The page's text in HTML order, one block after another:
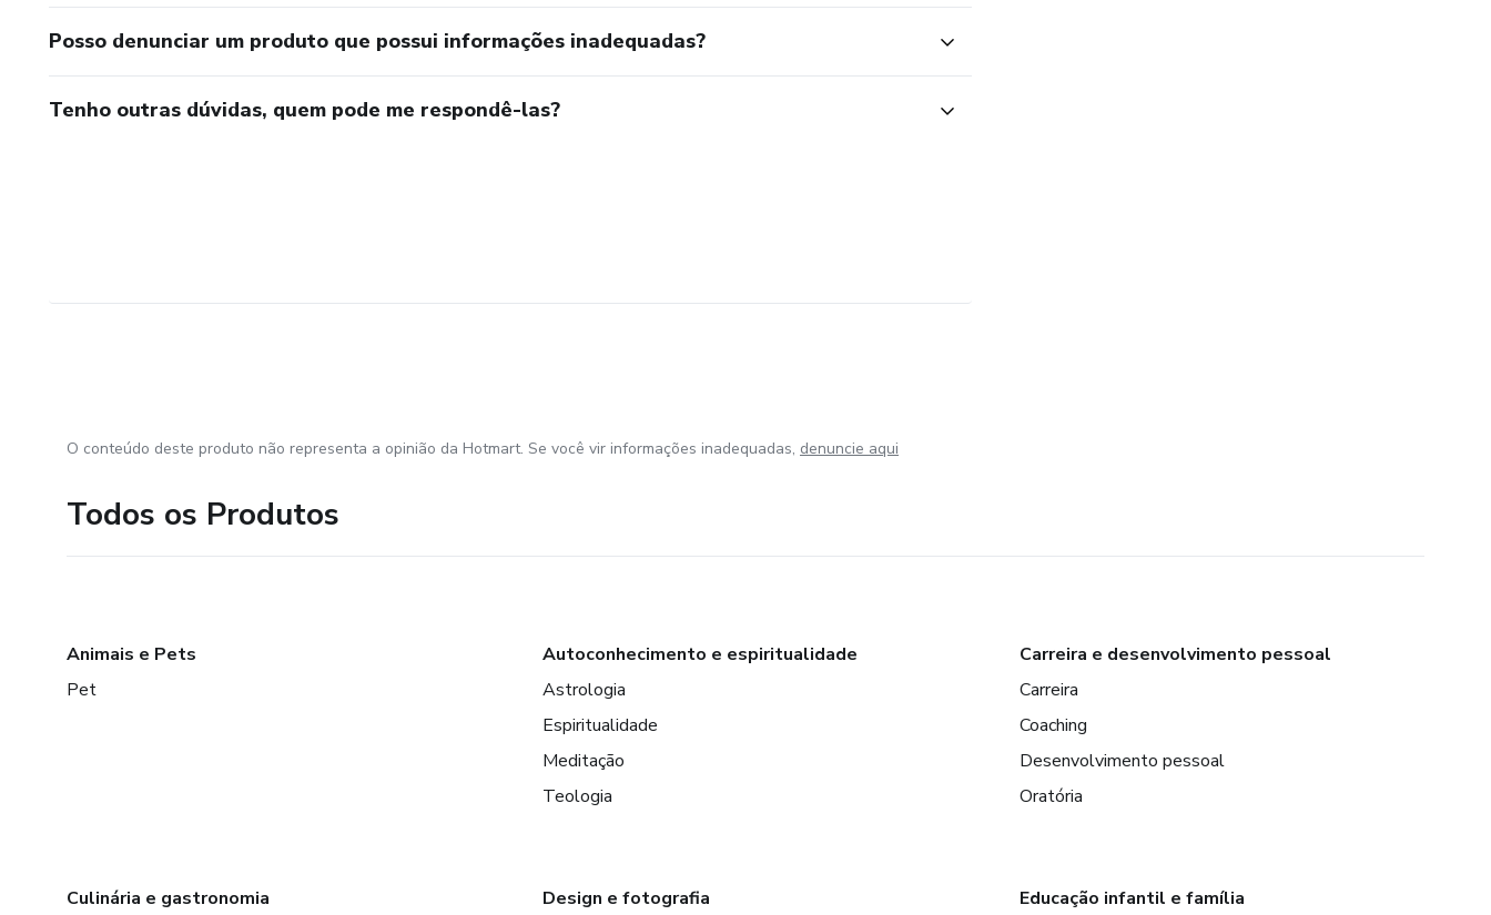
Posso denunciar um produto que possui informações inadequadas?
Tenho outras dúvidas, quem pode me respondê-las?
O conteúdo deste produto não representa a opinião da Hotmart. Se você vir informações inadequadas, denuncie aqui
Todos os Produtos
Animais e Pets
Pet
Autoconhecimento e espiritualidade
Astrologia
Espiritualidade
Meditação
Teologia
Carreira e desenvolvimento pessoal
Carreira
Coaching
Desenvolvimento pessoal
Oratória
Culinária e gastronomia
Design e fotografia
Educação infantil e família